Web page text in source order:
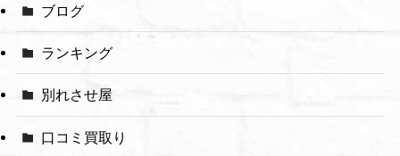
ブログ
ランキング
別れさせ屋
口コミ買取り